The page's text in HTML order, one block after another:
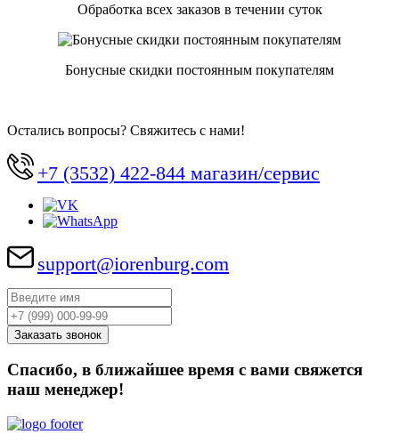
Обработка всех заказов в течении суток
Бонусные скидки постоянным покупателям
Остались вопросы? Свяжитесь с нами!
+7 (3532) 422-844 магазин/сервис
support@iorenburg.com
Спасибо, в ближайшее время с вами свяжется
наш менеджер!